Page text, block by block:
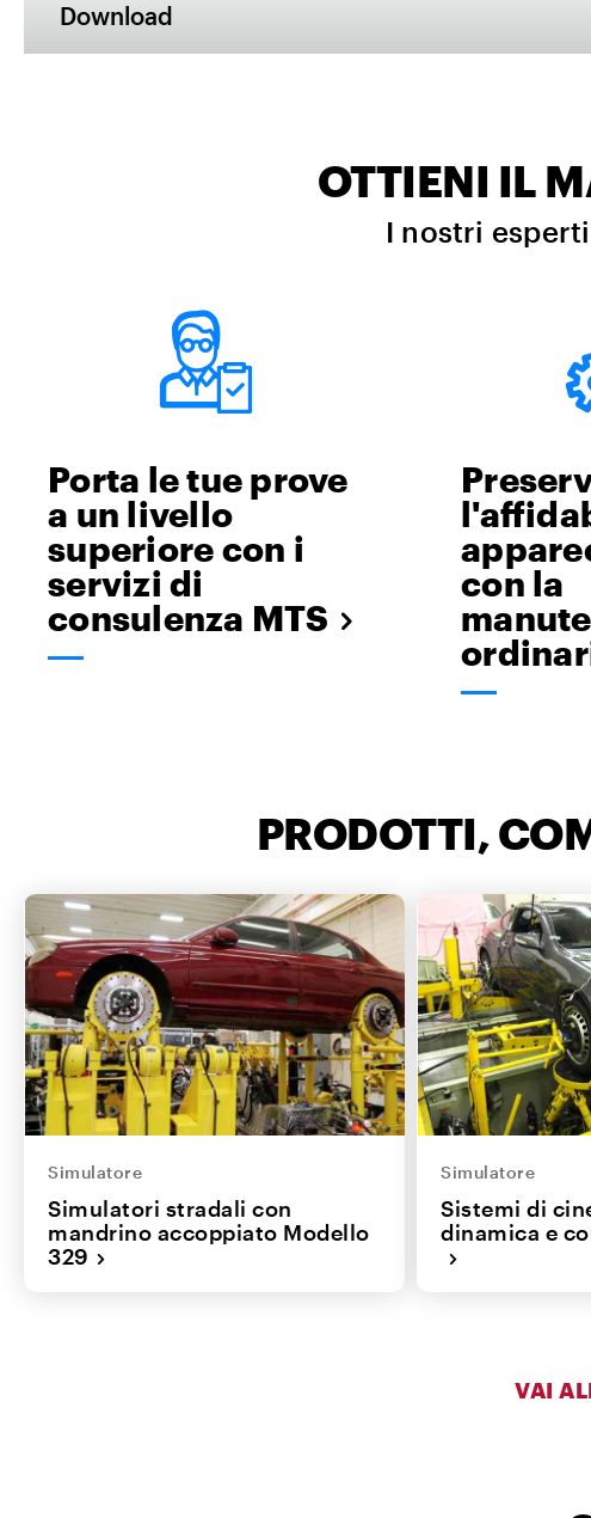
Download
OTTIENI IL
I nostri
Porta le tue prove
a un livello
superiore con i
servizi di
consulenza MTS
con la
PRODOTTI,
Simulatore
Simulatori stradali con
mandrino accoppiato Modello
329
Simulatore
Sistemi di
dinamica e
VAI